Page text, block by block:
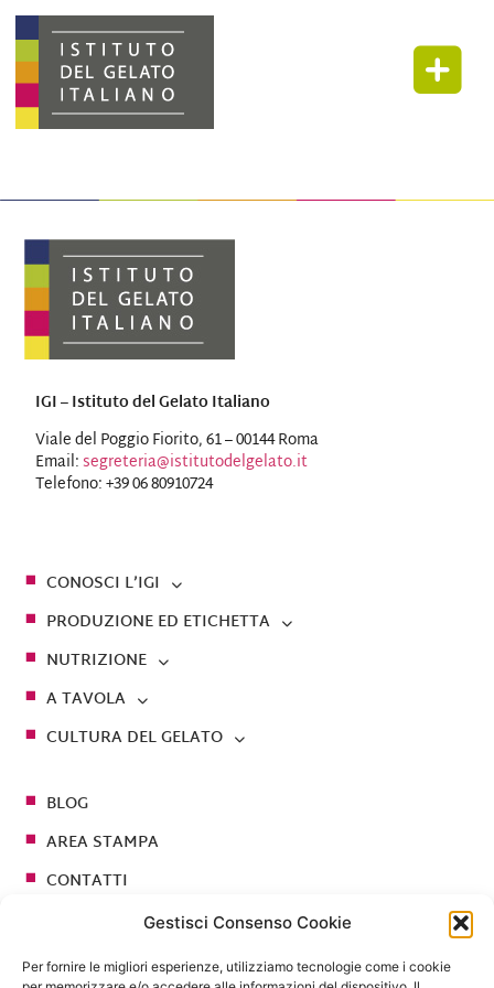
Gestisci Consenso Cookie
Per fornire le migliori esperienze, utilizziamo tecnologie come i cookie
IGI – Istituto del Gelato Italiano
Viale del Poggio Fiorito, 61 – 00144 Roma
Email:segreteria@istitutodelgelato.it
Telefono: +39 06 80910724
CONOSCI L’IGI
PRODUZIONE ED ETICHETTA
NUTRIZIONE
A TAVOLA
CULTURA DEL GELATO
BLOG
AREA STAMPA
CONTATTI